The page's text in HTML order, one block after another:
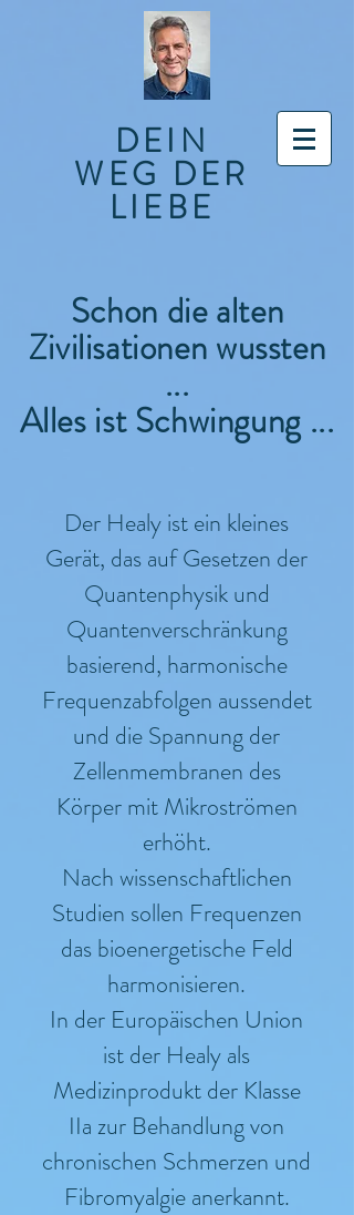
DEIN
WEG DER
LIEBE
Schon die alten
Zivilisationen wussten
...
Alles ist Schwingung ...
Der Healy ist ein kleines
Gerät, das auf Gesetzen der
Quantenphysik und
Quantenverschränkung
basierend, harmonische
Frequenzabfolgen aussendet
und die Spannung der
Zellenmembranen des
Körper mit Mikroströmen
erhöht.
Nach wissenschaftlichen
Studien sollen Frequenzen
das bioenergetische Feld
harmonisieren.
In der Europäischen Union
ist der Healy als
Medizinprodukt der Klasse
IIa zur Behandlung von
chronischen Schmerzen und
Fibromyalgie anerkannt.